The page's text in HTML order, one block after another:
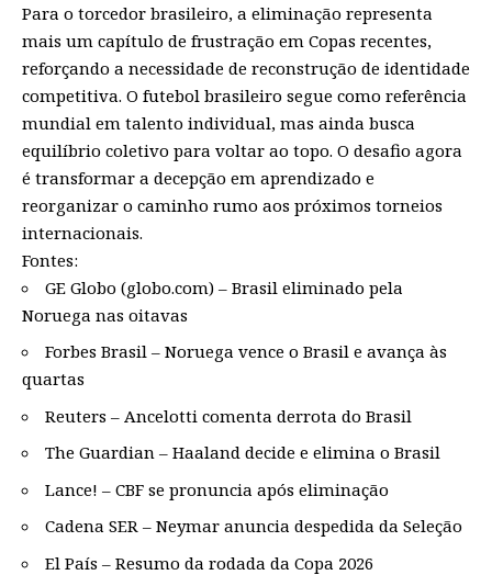
Para o torcedor brasileiro, a eliminação representa
mais um capítulo de frustração em Copas recentes,
reforçando a necessidade de reconstrução de identidade
competitiva. O futebol brasileiro segue como referência
mundial em talento individual, mas ainda busca
equilíbrio coletivo para voltar ao topo. O desafio agora
é transformar a decepção em aprendizado e
reorganizar o caminho rumo aos próximos torneios
internacionais.
Fontes:
GE Globo (globo.com) – Brasil eliminado pela
Noruega nas oitavas
Forbes Brasil – Noruega vence o Brasil e avança às
quartas
Reuters – Ancelotti comenta derrota do Brasil
The Guardian – Haaland decide e elimina o Brasil
Lance! – CBF se pronuncia após eliminação
Cadena SER – Neymar anuncia despedida da Seleção
El País – Resumo da rodada da Copa 2026